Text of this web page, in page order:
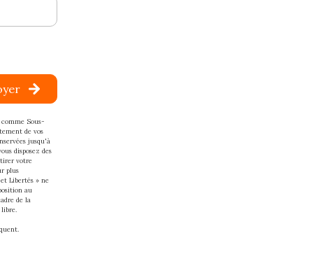
Sous-
de vos
jusqu'à
disposez des
votre
plus
Libertés » ne
au
de la
libre.